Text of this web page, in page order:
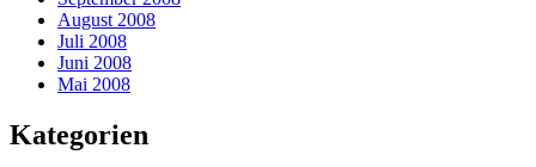
August 2008
Juli 2008
Juni 2008
Mai 2008
Kategorien